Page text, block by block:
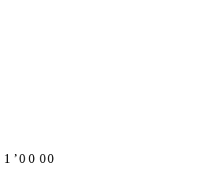
1 ʼ0 0 00